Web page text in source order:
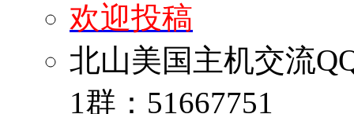
欢迎投稿
北山美国主机交流
1群：51667751